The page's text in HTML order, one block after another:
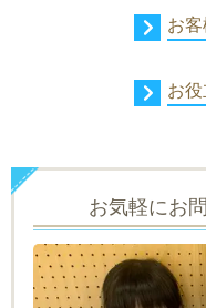
お
お
お気軽にお